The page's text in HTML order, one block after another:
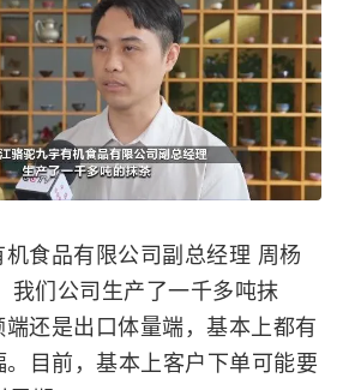
食品有限公司副总经理 周杨
我们公司生产了一千多吨抹
还是出口体量端，基本上都有
目前，基本上客户下单可能要